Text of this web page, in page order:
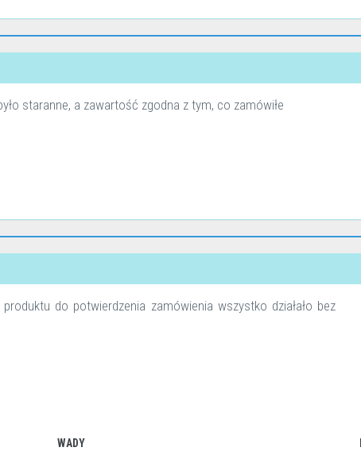
staranne, a zawartość zgodna z tym, co zamówiłe
do potwierdzenia zamówienia wszystko działało bez
WADY